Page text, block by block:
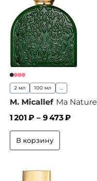
2 мл 100 мл ...
M. Micallef Ma Nature
1 201 ₽ – 9 473₽
В корзину